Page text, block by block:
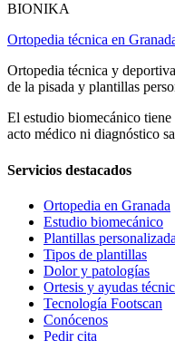
BIONIKA
Ortopedia técnica en
Ortopedia técnica y
de la pisada y plantillas
El estudio biomecánico
acto médico ni diagnóstico
Servicios destacados
Ortopedia en Granada
Estudio biomecánico
Plantillas
Tipos de plantillas
Dolor y patologías
Ortesis y ayudas
Tecnología Footscan
Conócenos
Pedir cita